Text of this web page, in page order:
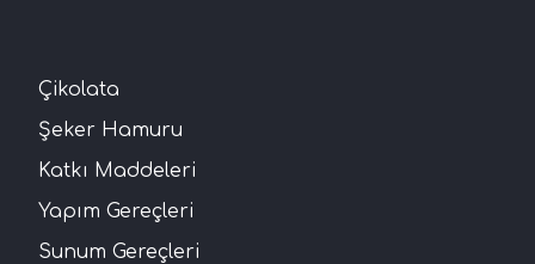
Çikolata
Şeker Hamuru
Katkı Maddeleri
Yapım Gereçleri
Sunum Gereçleri